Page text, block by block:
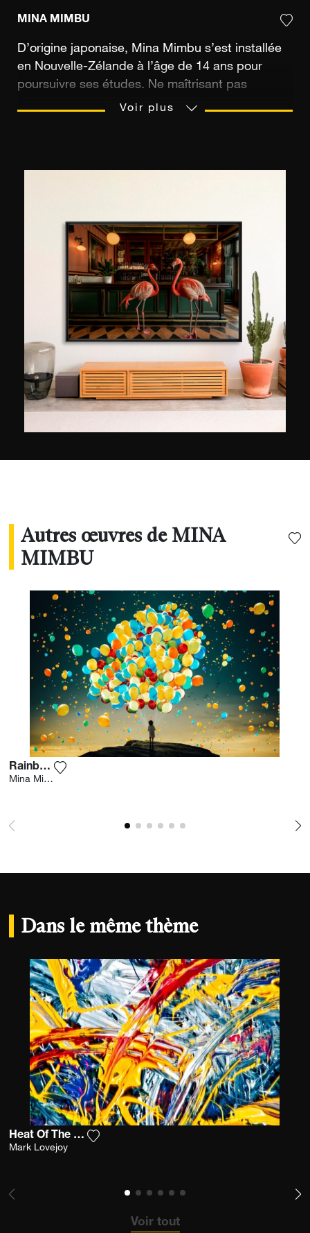
MINA MIMBU
D’origine japonaise, Mina Mimbu s’est installée
en Nouvelle-Zélande à l’âge de 14 ans pour
poursuivre ses études. Ne maîtrisant pas
l’anglais à son arrivée à Auckland, celle-ci se
source d’inspiration. La photographe empreinte
au monde de l’enfance son innocence pour créer
des images candides qui lui permettent de
s’évader de la réalité. Parce que les enfants
voient le monde de leurs propres yeux, un
monde bien différent de celui des adultes, Mina
Mimbu ambitionne de l’interpréter à travers le
prisme de son objectif et insuffle un peu de
magie dans ses portraits colorés. Couplés avec
les magnifiques et insaisissables paysages du
Pacifique, elle laisse au spectateur le souvenir
Voir plus
Autres œuvres de MINA
MIMBU
Rainbow
Mina Mimbu
Dans le même thème
Heat Of The Moment
Mark Lovejoy
Voir tout